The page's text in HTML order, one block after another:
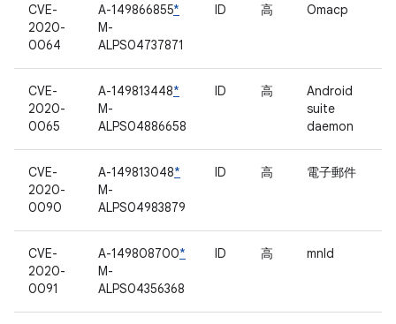
CVE-
2020-
0064
A-149866855*
M-
ALPS04737871
ID 高 Omacp
CVE-
2020-
0065
A-149813448*
M-
ALPS04886658
ID 高
Android
suite
daemon
CVE-
2020-
0090
A-149813048*
M-
ALPS04983879
ID 高 電子郵件
CVE-
2020-
0091
A-149808700*
M-
ALPS04356368
ID 高 mnld